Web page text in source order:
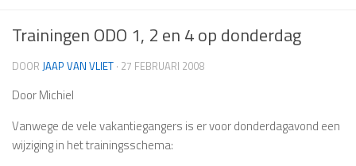
Trainingen ODO 1, 2 en 4 op donderdag
DOOR JAAP VAN VLIET · 27 FEBRUARI 2008
Door Michiel
Vanwege de vele vakantiegangers is er voor donderdagavond een
wijziging in het trainingsschema: